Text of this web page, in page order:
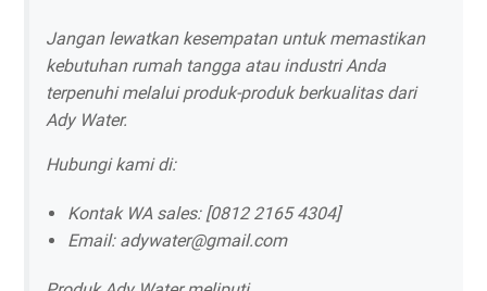
Jangan lewatkan kesempatan untuk memastikan
kebutuhan rumah tangga atau industri Anda
terpenuhi melalui produk-produk berkualitas dari
Ady Water.
Hubungi kami di:
Kontak WA sales: [0812 2165 4304]
Email: adywater@gmail.com